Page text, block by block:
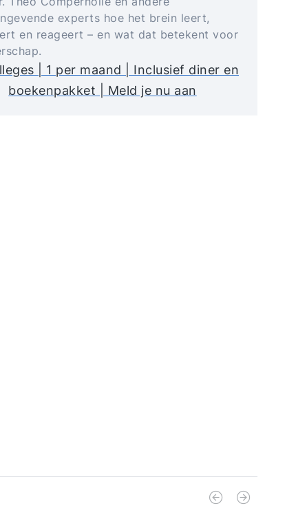
experts hoe het brein leert,
en reageert – en wat dat betekent voor
| 1 per maand | Inclusief diner en
boekenpakket | Meld je nu aan